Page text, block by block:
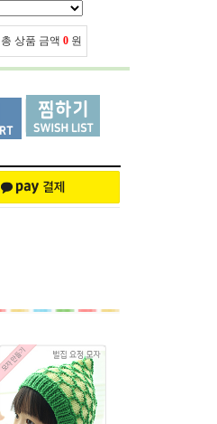
총 상품 금액 0 원